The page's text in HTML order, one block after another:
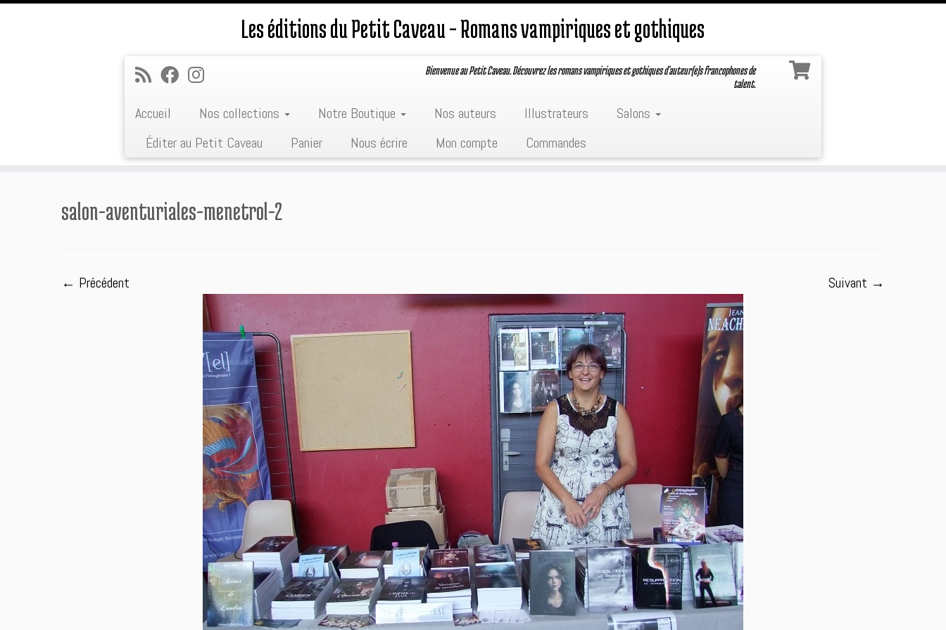
Les éditions du Petit Caveau – Romans vampiriques et gothiques
Bienvenue au Petit Caveau. Découvrez les romans vampiriques et gothiques d'auteur(e)s francophones de
talent.
Accueil Nos collections Notre Boutique Nos auteurs Illustrateurs
Salons
Éditer au Petit Caveau
Panier Nous écrire Mon compte Commandes
salon-aventuriales-menetrol-2
← Précédent Suivant →